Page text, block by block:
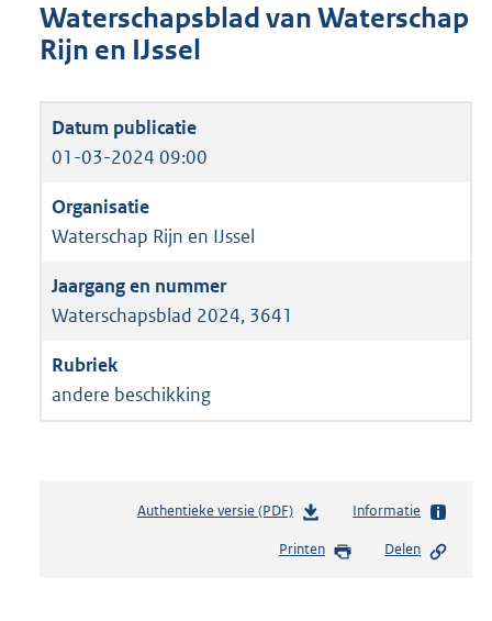
Waterschapsblad van Waterschap
Rijn en IJssel
01-03-2024 09:00
Waterschap Rijn en IJssel
Waterschapsblad 2024, 3641
andere beschikking
Authentieke versie (PDF)b
s
Informatie
Printen Delen